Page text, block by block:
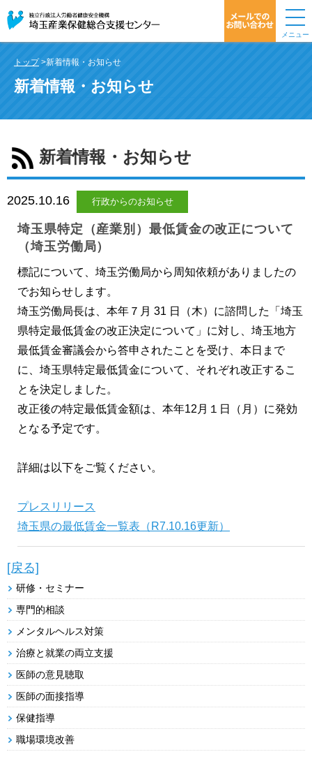
メニュー
トップ>新着情報・お知らせ
新着情報・お知らせ
新着情報・お知らせ
2025.10.16 行政からのお知らせ
埼玉県特定（産業別）最低賃金の改正について
（埼玉労働局）
標記について、埼玉労働局から周知依頼がありましたの
でお知らせします。
埼玉労働局長は、本年７月 31 日（木）に諮問した「埼玉
県特定最低賃金の改正決定について」に対し、埼玉地方
最低賃金審議会から答申されたことを受け、本日まで
に、埼玉県特定最低賃金について、それぞれ改正するこ
とを決定しました。
改正後の特定最低賃金額は、本年12月１日（月）に発効
となる予定です。
詳細は以下をご覧ください。
プレスリリース
埼玉県の最低賃金一覧表（R7.10.16更新）
[戻る]
研修・セミナー
専門的相談
メンタルヘルス対策
治療と就業の両立支援
医師の意見聴取
医師の面接指導
保健指導
職場環境改善